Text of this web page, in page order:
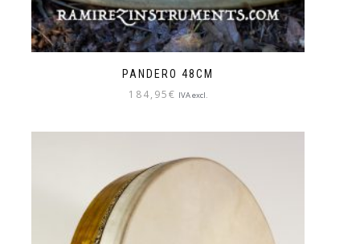
PANDERO 48CM
184,95€ IVA excl.